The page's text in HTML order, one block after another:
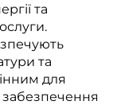
та
та
для